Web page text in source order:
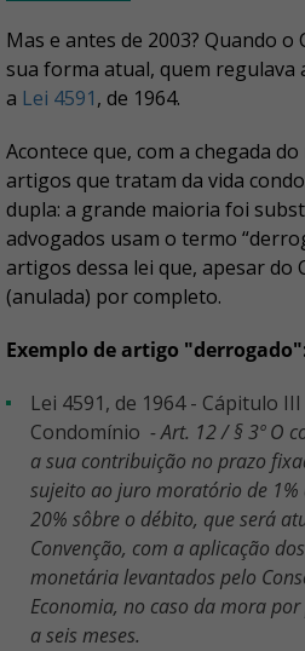
Mas e antes de 2003? Quando o
sua forma atual, quem regulava
a Lei 4591, de 1964.
Acontece que, com a chegada
artigos que tratam da vida
dupla: a grande maioria foi
advogados usam o termo
artigos dessa lei que, apesar do
(anulada) por completo.
Exemplo de artigo
Lei 4591, de 1964 - Cápitulo III Das Despesas do
Condomínio - Art. 12 / § 3º O
a sua contribuição no prazo
sujeito ao juro moratório de 1%
20% sôbre o débito, que será
Convenção, com a aplicação
monetária levantados pelo
Economia, no caso da mora
a seis meses.